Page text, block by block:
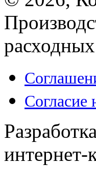
Согласие
интернет-